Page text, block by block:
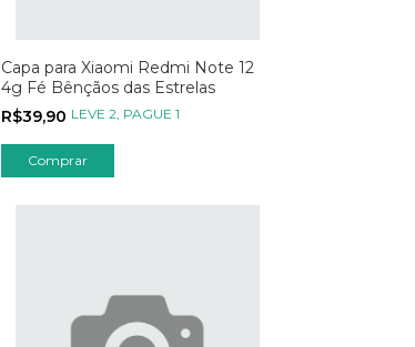
Capa para Xiaomi Redmi Note 12
4g Fé Bênçãos das Estrelas
R$39,90 LEVE 2, PAGUE 1
Comprar